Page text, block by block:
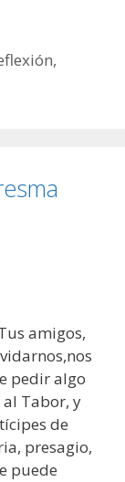
,
amigos,
pedir algo
al Tabor, y
de
presagio,
puede